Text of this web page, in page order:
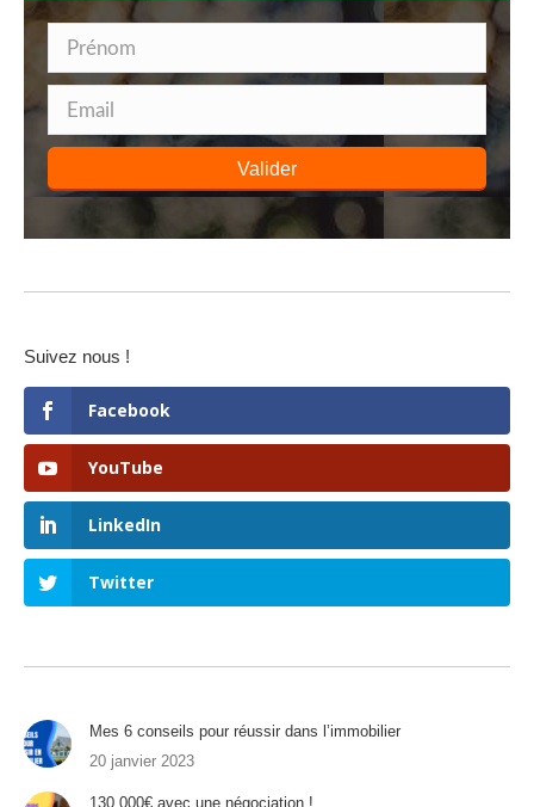
Valider
Suivez nous !
Facebook
YouTube
LinkedIn
Twitter
Mes 6 conseils pour réussir dans l’immobilier
20 janvier 2023
130 000€ avec une négociation !